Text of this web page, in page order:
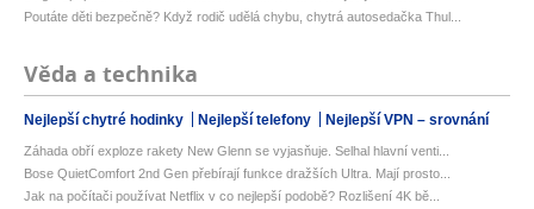
Poutáte děti bezpečně? Když rodič udělá chybu, chytrá autosedačka Thul...
Věda a technika
Nejlepší chytré hodinky Nejlepší telefony Nejlepší VPN – srovnání
Záhada obří exploze rakety New Glenn se vyjasňuje. Selhal hlavní venti...
Bose QuietComfort 2nd Gen přebírají funkce dražších Ultra. Mají prosto...
Jak na počítači používat Netflix v co nejlepší podobě? Rozlišení 4K bě...